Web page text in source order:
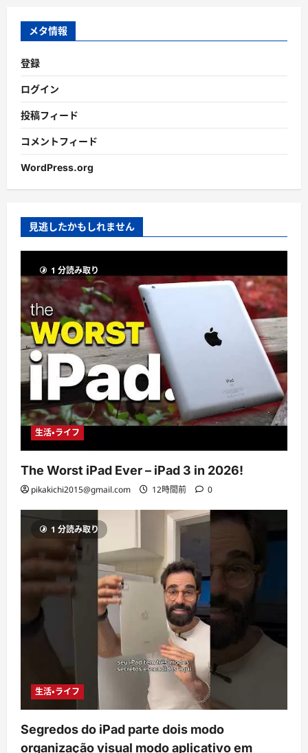
ブ
メタ情報
登録
ログイン
投稿フィード
コメントフィード
WordPress.org
見逃したかもしれません
1 分読み取り
生活・ライフ
The Worst iPad Ever – iPad 3 in 2026!
pikakichi2015@gmail.com 12時間前 0
1 分読み取り
生活・ライフ
Segredos do iPad parte dois modo
organização visual modo aplicativo em